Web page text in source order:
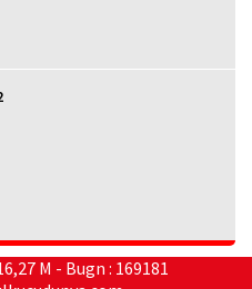
M - Bugn : 169181